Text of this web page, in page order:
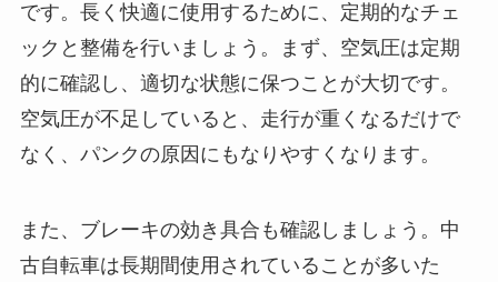
です。長く快適に使用するために、定期的なチェ
ックと整備を行いましょう。まず、空気圧は定期
的に確認し、適切な状態に保つことが大切です。
空気圧が不足していると、走行が重くなるだけで
なく、パンクの原因にもなりやすくなります。
また、ブレーキの効き具合も確認しましょう。中
古自転車は長期間使用されていることが多いた